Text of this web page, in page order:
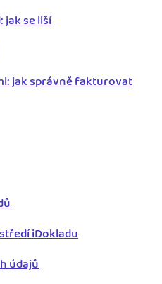
jak se liší
jak správně fakturovat
iDokladu
údajů